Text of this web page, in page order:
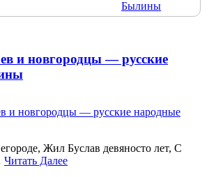
Былины
и новгородцы — русские
Жил Буслав девяносто лет, С
Читать Далее